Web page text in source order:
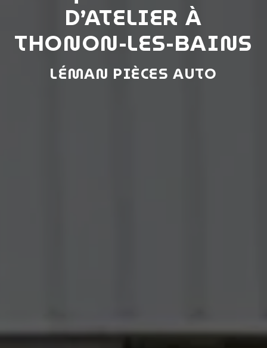
D’ATELIER À
THONON-LES-BAINS
LÉMAN PIÈCES AUTO